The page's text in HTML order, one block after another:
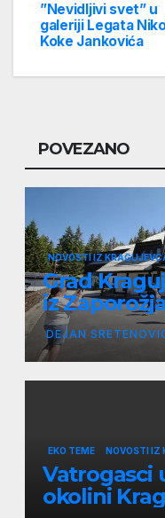
Post
navigation
”Nevidljivi svet” u
galeriji Legata
Koke Jankovića
POVEZANO
NOVOSTI IZ
Grad
iz
DEJAN
EKO TEME NOVOSTI IZ
Vatrogasci
okolini